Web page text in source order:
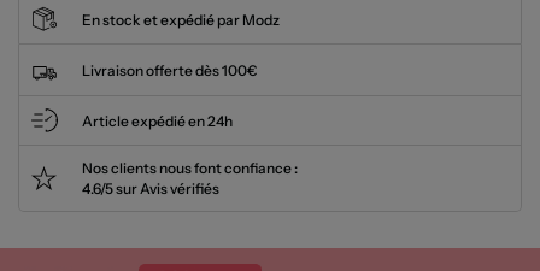
En stock et expédié par Modz
Livraison offerte dès 100€
Article expédié en 24h
Nos clients nous font confiance :
4.6/5 sur Avis vérifiés